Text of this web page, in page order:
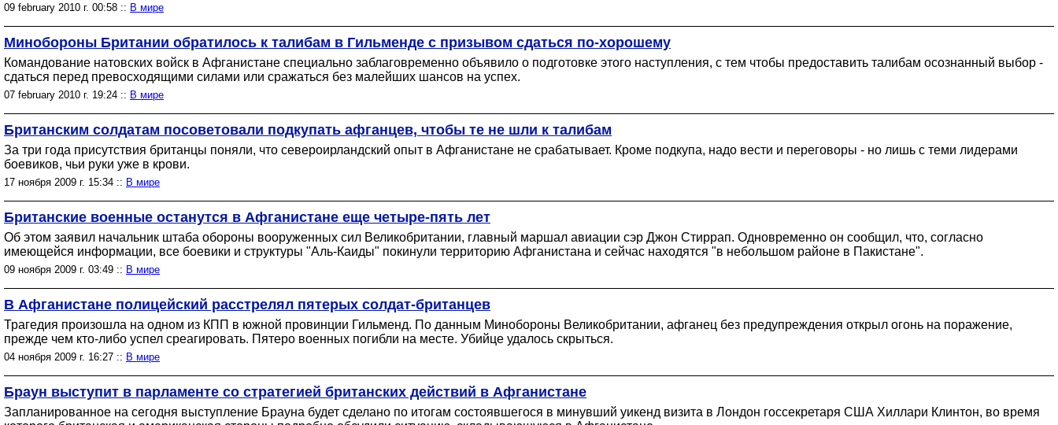
09 february 2010 г. 00:58 :: В мире
Минобороны Британии обратилось к талибам в Гильменде с призывом сдаться по-хорошему
Командование натовских войск в Афганистане специально заблаговременно объявило о подготовке этого наступления, с тем чтобы предоставить талибам осознанный выбор -
сдаться перед превосходящими силами или сражаться без малейших шансов на успех.
07 february 2010 г. 19:24 :: В мире
Британским солдатам посоветовали подкупать афганцев, чтобы те не шли к талибам
За три года присутствия британцы поняли, что североирландский опыт в Афганистане не срабатывает. Кроме подкупа, надо вести и переговоры - но лишь с теми лидерами
боевиков, чьи руки уже в крови.
17 ноября 2009 г. 15:34 :: В мире
Британские военные останутся в Афганистане еще четыре-пять лет
Об этом заявил начальник штаба обороны вооруженных сил Великобритании, главный маршал авиации сэр Джон Стиррап. Одновременно он сообщил, что, согласно
имеющейся информации, все боевики и структуры "Аль-Каиды" покинули территорию Афганистана и сейчас находятся "в небольшом районе в Пакистане".
09 ноября 2009 г. 03:49 :: В мире
В Афганистане полицейский расстрелял пятерых солдат-британцев
Трагедия произошла на одном из КПП в южной провинции Гильменд. По данным Минобороны Великобритании, афганец без предупреждения открыл огонь на поражение,
прежде чем кто-либо успел среагировать. Пятеро военных погибли на месте. Убийце удалось скрыться.
04 ноября 2009 г. 16:27 :: В мире
Браун выступит в парламенте со стратегией британских действий в Афганистане
Запланированное на сегодня выступление Брауна будет сделано по итогам состоявшегося в минувший уикенд визита в Лондон госсекретаря США Хиллари Клинтон, во время